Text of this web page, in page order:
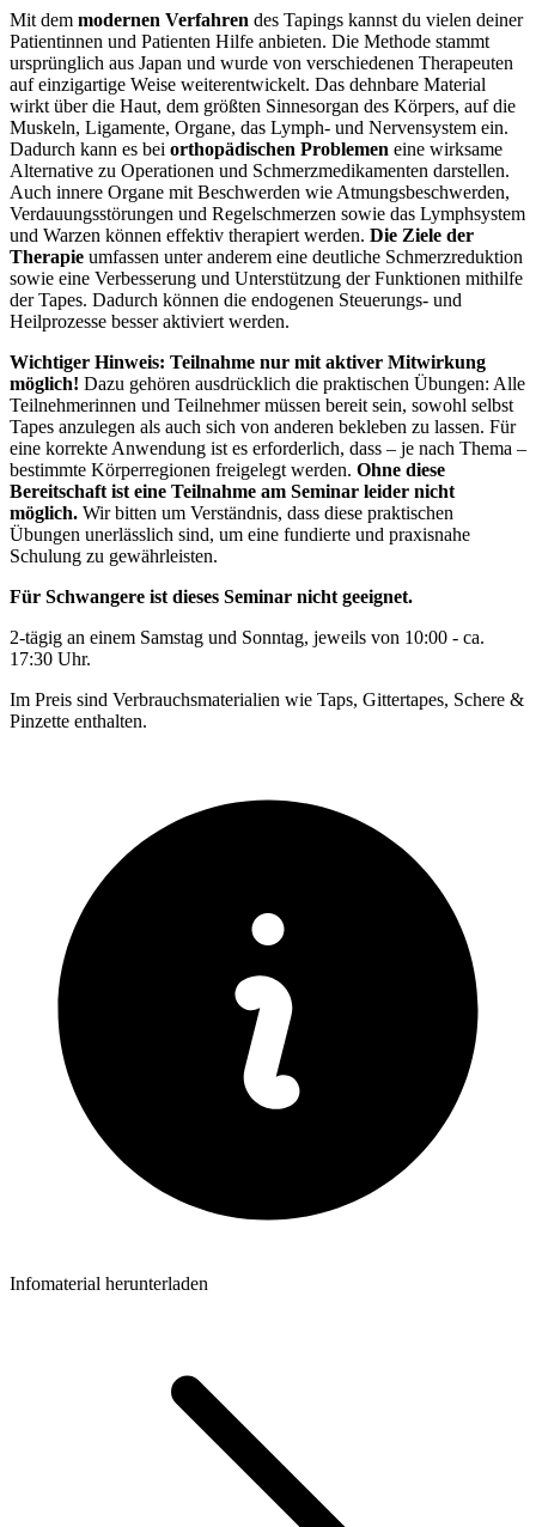
Mit dem modernen Verfahren des Tapings kannst du vielen deiner
Patientinnen und Patienten Hilfe anbieten. Die Methode stammt
ursprünglich aus Japan und wurde von verschiedenen Therapeuten
auf einzigartige Weise weiterentwickelt. Das dehnbare Material
wirkt über die Haut, dem größten Sinnesorgan des Körpers, auf die
Muskeln, Ligamente, Organe, das Lymph- und Nervensystem ein.
Dadurch kann es bei orthopädischen Problemen eine wirksame
Alternative zu Operationen und Schmerzmedikamenten darstellen.
Auch innere Organe mit Beschwerden wie Atmungsbeschwerden,
Verdauungsstörungen und Regelschmerzen sowie das Lymphsystem
und Warzen können effektiv therapiert werden. Die Ziele der
Therapie umfassen unter anderem eine deutliche Schmerzreduktion
sowie eine Verbesserung und Unterstützung der Funktionen mithilfe
der Tapes. Dadurch können die endogenen Steuerungs- und
Heilprozesse besser aktiviert werden.
Wichtiger Hinweis: Teilnahme nur mit aktiver Mitwirkung
möglich! Dazu gehören ausdrücklich die praktischen Übungen: Alle
Teilnehmerinnen und Teilnehmer müssen bereit sein, sowohl selbst
Tapes anzulegen als auch sich von anderen bekleben zu lassen. Für
eine korrekte Anwendung ist es erforderlich, dass – je nach Thema –
bestimmte Körperregionen freigelegt werden. Ohne diese
Bereitschaft ist eine Teilnahme am Seminar leider nicht
möglich. Wir bitten um Verständnis, dass diese praktischen
Übungen unerlässlich sind, um eine fundierte und praxisnahe
Schulung zu gewährleisten.
Für Schwangere ist dieses Seminar nicht geeignet.
2-tägig an einem Samstag und Sonntag, jeweils von 10:00 - ca.
17:30 Uhr.
Im Preis sind Verbrauchsmaterialien wie Taps, Gittertapes, Schere &
Pinzette enthalten.
Infomaterial herunterladen